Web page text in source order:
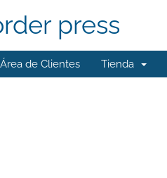
press
Área de Clientes Tienda